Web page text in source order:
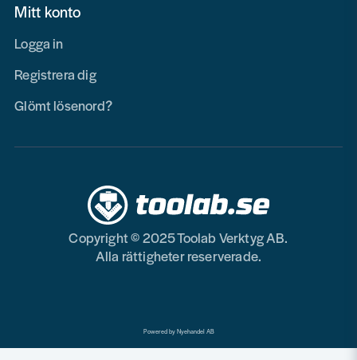
Mitt konto
Logga in
Registrera dig
Glömt lösenord?
Copyright © 2025 Toolab Verktyg AB.
Alla rättigheter reserverade.
Powered by Nyehandel AB